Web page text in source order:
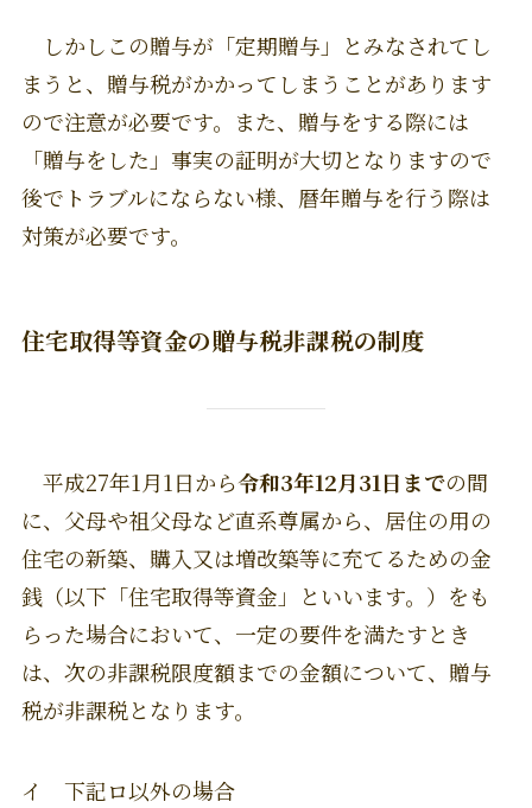
しかしこの贈与が「定期贈与」とみなされてし
まうと、贈与税がかかってしまうことがあります
ので注意が必要です。また、贈与をする際には
「贈与をした」事実の証明が大切となりますので
後でトラブルにならない様、暦年贈与を行う際は
対策が必要です。
住宅取得等資金の贈与税非課税の制度
平成27年1月1日から令和3年12月31日までの間
に、父母や祖父母など直系尊属から、居住の用の
住宅の新築、購入又は増改築等に充てるための金
銭（以下「住宅取得等資金」といいます。）をも
らった場合において、一定の要件を満たすとき
は、次の非課税限度額までの金額について、贈与
税が非課税となります。
イ 下記ロ以外の場合